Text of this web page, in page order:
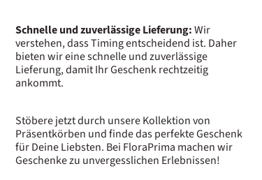
Schnelle und zuverlässige Lieferung:Wir
verstehen, dass Timing entscheidend ist. Daher
bieten wir eine schnelle und zuverlässige
Lieferung, damit Ihr Geschenk rechtzeitig
ankommt.
Stöbere jetzt durch unsere Kollektion von
Präsentkörben und finde das perfekte Geschenk
für Deine Liebsten. Bei FloraPrima machen wir
Geschenke zu unvergesslichen Erlebnissen!